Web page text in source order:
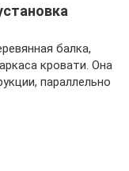
балка,
кровати. Она
параллельно